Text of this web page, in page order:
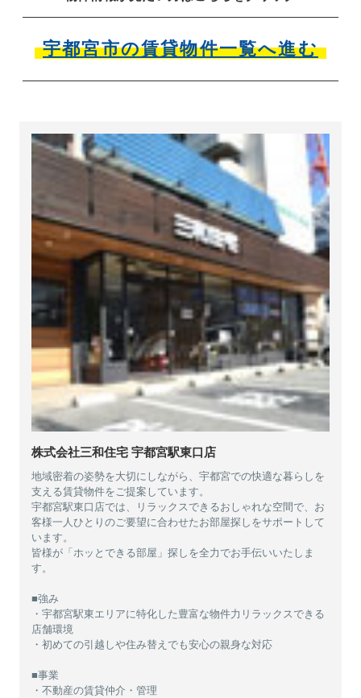
宇都宮市の賃貸物件一覧へ進む
株式会社三和住宅 宇都宮駅東口店
地域密着の姿勢を大切にしながら、宇都宮での快適な暮らしを
支える賃貸物件をご提案しています。
宇都宮駅東口店では、リラックスできるおしゃれな空間で、お
客様一人ひとりのご要望に合わせたお部屋探しをサポートして
います。
皆様が「ホッとできる部屋」探しを全力でお手伝いいたしま
す。
■強み
・宇都宮駅東エリアに特化した豊富な物件力リラックスできる
店舗環境
・初めての引越しや住み替えでも安心の親身な対応
■事業
・不動産の賃貸仲介・管理